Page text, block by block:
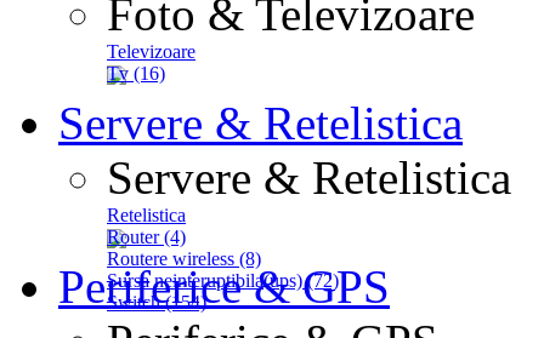
Foto & Televizoare
Televizoare
Tv (16)
Servere & Retelistica
Servere & Retelistica
Retelistica
Router (4)
Routere wireless (8)
Sursa neinteruptibila(ups) (72)
Switch (154)
Periferice & GPS